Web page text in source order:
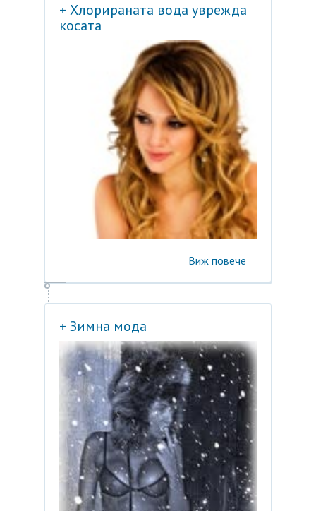
+ Хлорираната вода уврежда
косата
Виж повече
+ Зимна мода